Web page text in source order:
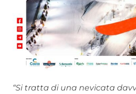
“Si tratta di una nevicata